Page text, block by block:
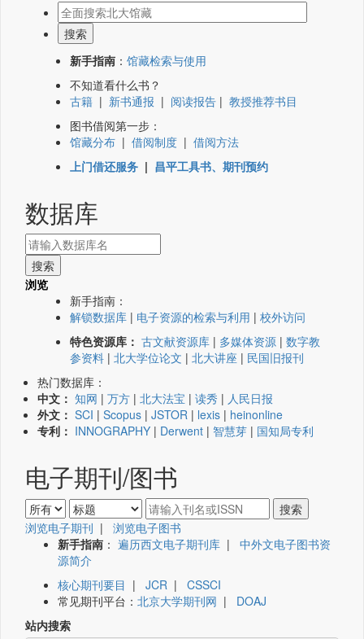
新手指南 ： 馆藏检索与使用
不知道看什么书？
古籍 | 新书通报 | 阅读报告 | 教授推荐书目
图书借阅第一步：
馆藏分布 | 借阅制度 | 借阅方法
上门借还服务 | 昌平工具书、期刊预约
数据库
浏览
新手指南：
解锁数据库 | 电子资源的检索与利用 | 校外访问
特色资源库： 古文献资源库 | 多媒体资源 | 数字教
参资料 | 北大学位论文 | 北大讲座 | 民国旧报刊
热门数据库：
中文： 知网 | 万方 | 北大法宝 | 读秀 | 人民日报
外文： SCI | Scopus | JSTOR | lexis | heinonline
专利： INNOGRAPHY | Derwent | 智慧芽 | 国知局专利
电子期刊/图书
浏览电子期刊 | 浏览电子图书
新手指南 ： 遍历西文电子期刊库 | 中外文电子图书资
源简介
核心期刊要目 | JCR | CSSCI
常见期刊平台： 北京大学期刊网 | DOAJ
站内搜索